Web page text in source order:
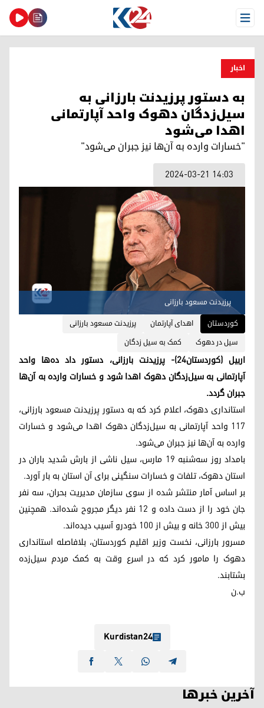
Open Menu
اخبار
به دستور پرزیدنت بارزانی به
سیل‌زدگان دهوک واحد آپارتمانی
اهدا می‌شود
"خسارات وارده به آن‌ها نیز جبران می‌شود"
2024-03-21 14:03
پرزیدنت مسعود بارزانی
کوردستان
اهدای آپارتمان
پرزیدنت مسعود بارزانی
سیل در دهوک
کمک به سیل زدگان
اربیل (کوردستان٢٤)- پرزیدنت بارزانی، دستور داد ده‌ها واحد
آپارتمانی به سیل‌زدگان دهوک اهدا ‌شود و خسارات وارده به آن‌ها
جبران گردد.
استانداری دهوک، اعلام کرد که به دستور پرزیدنت مسعود بارزانی،
١١٧ واحد آپارتمانی به سیل‌زدگان دهوک اهدا می‌شود و خسارات
وارده به آن‌ها نیز جبران می‌شود.
بامداد روز سه‌شنبه ١٩ مارس، سیل ناشی از بارش شدید باران در
استان دهوک، تلفات و خسارات سنگینی برای آن استان به بار آورد.
بر اساس آمار منتشر شده از سوی سازمان مدیریت بحران، سه نفر
جان خود را از دست داده و ١٢ نفر دیگر مجروح شده‌اند. همچنین
بیش از ٣٠٠ خانه و بیش از ١٠٠ خودرو آسیب دیده‌اند.
مسرور بارزانی، نخست وزیر اقلیم کوردستان، بلافاصله استانداری
دهوک را مامور کرد که در اسرع وقت به کمک مردم سیل‌زده
بشتابند.
ب.ن
Kurdistan24
آخرین خبرها